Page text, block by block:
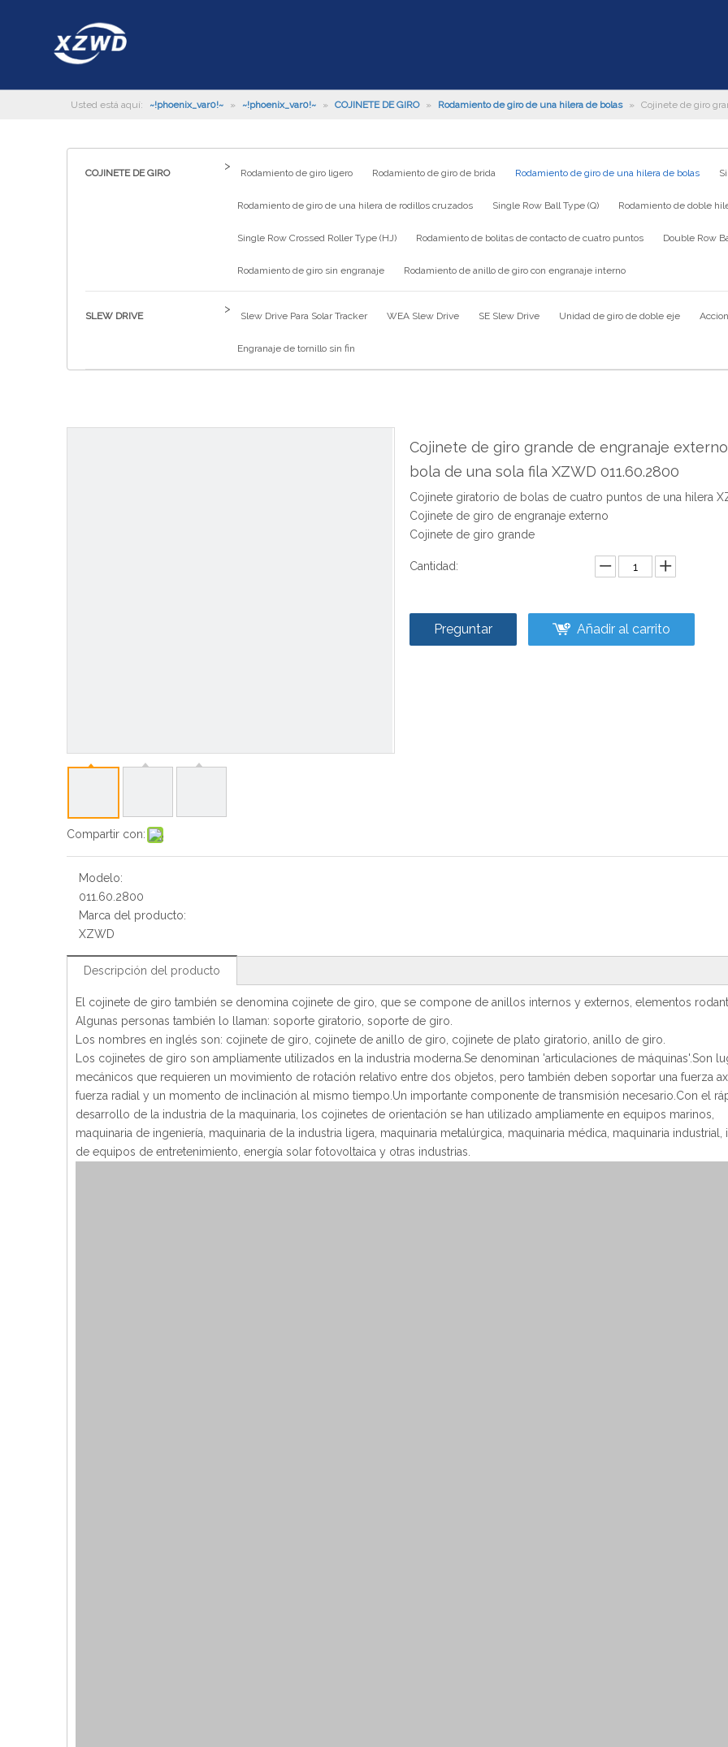
Usted está aquí: ~!phoenix_var0!~ » ~!phoenix_var0!~ » COJINETE DE GIRO » Rodamiento de giro de una hilera de bolas »
Cojinete de giro
COJINETE DE GIRO
>
Rodamiento de giro ligero Rodamiento de giro de brida Rodamiento de giro de una hilera de bolas
Rodamiento de giro de una hilera de rodillos cruzados Single Row Ball Type (Q) Rodamiento de doble
Single Row Crossed Roller Type (HJ) Rodamiento de bolitas de contacto de cuatro puntos Double Row
Rodamiento de giro sin engranaje Rodamiento de anillo de giro con engranaje interno
SLEW DRIVE
>
Slew Drive Para Solar Tracker WEA Slew Drive SE Slew Drive Unidad de giro de doble eje
Engranaje de tornillo sin fin
Compartir con:
Cojinete de giro grande de engranaje
bola de una sola fila XZWD 011.60.2800
Cojinete giratorio de bolas de cuatro puntos de una hilera
Cojinete de giro de engranaje externo
Cojinete de giro grande
Cantidad:
Preguntar Añadir al carrito
Modelo:
011.60.2800
Marca del producto:
XZWD
Descripción del producto
El cojinete de giro también se denomina cojinete de giro, que se compone de anillos internos y externos, elementos
Algunas personas también lo llaman: soporte giratorio, soporte de giro.
Los nombres en inglés son: cojinete de giro, cojinete de anillo de giro, cojinete de plato giratorio, anillo de giro.
Los cojinetes de giro son ampliamente utilizados en la industria moderna.Se denominan 'articulaciones de máquinas'.Son
mecánicos que requieren un movimiento de rotación relativo entre dos objetos, pero también deben soportar una fuerza
fuerza radial y un momento de inclinación al mismo tiempo.Un importante componente de transmisión necesario.Con el
desarrollo de la industria de la maquinaria, los cojinetes de orientación se han utilizado ampliamente en equipos marinos,
maquinaria de ingeniería, maquinaria de la industria ligera, maquinaria metalúrgica, maquinaria médica, maquinaria industrial,
de equipos de entretenimiento, energía solar fotovoltaica y otras industrias.